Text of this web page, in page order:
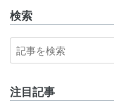
検索
注目記事